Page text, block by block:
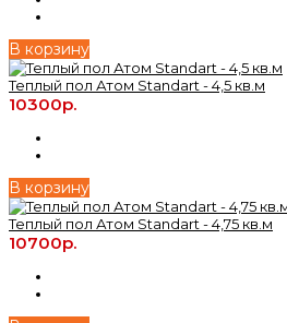
В корзину
Теплый пол Атом Standart - 4,5 кв.м
10300р.
В корзину
Теплый пол Атом Standart - 4,75 кв.м
10700р.